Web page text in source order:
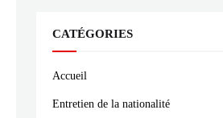
CATÉGORIES
Accueil
Entretien de la nationalité